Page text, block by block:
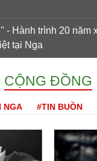
- Hành trình 20 năm
tại Nga
CỘNG ĐỒNG
NGA #TIN BUỒN